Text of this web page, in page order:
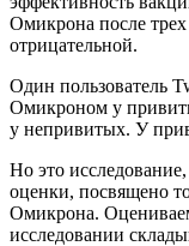
Омикрона после трех
отрицательной.
Один пользователь
Омикроном у
у непривитых. У
Но это
оценки, посвящено
Омикрона.
исследовании